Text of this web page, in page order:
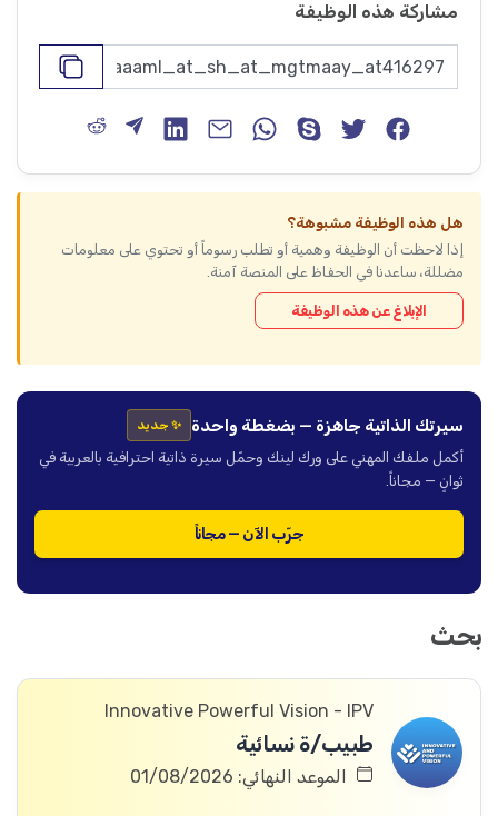
مشاركة هذه الوظيفة
هل هذه الوظيفة مشبوهة؟
إذا لاحظت أن الوظيفة وهمية أو تطلب رسوماً أو تحتوي على معلومات
مضللة، ساعدنا في الحفاظ على المنصة آمنة.
الإبلاغ عن هذه الوظيفة
سيرتك الذاتية جاهزة — بضغطة واحدة ✨ جديد
أكمل ملفك المهني على ورك لينك وحمّل سيرة ذاتية احترافية بالعربية في
ثوانٍ — مجاناً.
جرّب الآن — مجاناً
بحث
Innovative Powerful Vision - IPV
طبيب/ة نسائية
الموعد النهائي: 01/08/2026